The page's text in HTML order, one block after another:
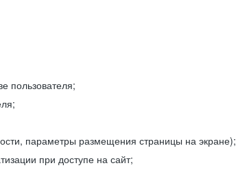
пользователя;
параметры размещения страницы на экране);
при доступе на сайт;